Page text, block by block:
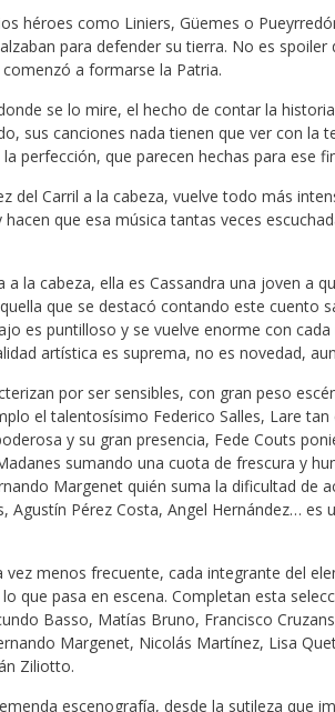
héroes como Liniers, Güemes o
para defender su tierra. No es
a formarse la Patria.
se lo mire, el hecho de contar la
sus canciones nada tienen que ver con la
perfección, que parecen hechas para ese
del Carril a la cabeza, vuelve todo más
que esa música tantas veces
a la cabeza, ella es Cassandra una joven a
que se destacó contando este cuento
es puntilloso y se vuelve enorme con
artística es suprema, no es novedad,
por ser sensibles, con gran peso
el talentosísimo Federico Salles, Lare
y su gran presencia, Fede Couts
sumando una cuota de frescura y
Margenet quién suma la dificultad de
Agustín Pérez Costa, Angel Hernández… es
vez menos frecuente, cada integrante del
que pasa en escena. Completan esta
Basso, Matías Bruno, Francisco
Margenet, Nicolás Martínez, Lisa
Ziliotto.
escenografía, desde la sutileza que